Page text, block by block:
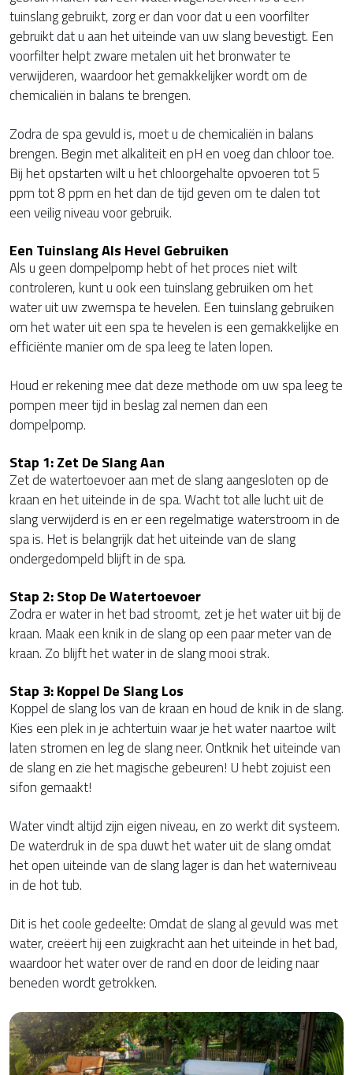
tuinslang gebruikt, zorg er dan voor dat u een voorfilter
gebruikt dat u aan het uiteinde van uw slang bevestigt. Een
voorfilter helpt zware metalen uit het bronwater te
verwijderen, waardoor het gemakkelijker wordt om de
chemicaliën in balans te brengen.
Zodra de spa gevuld is, moet u de chemicaliën in balans
brengen. Begin met alkaliteit en pH en voeg dan chloor toe.
Bij het opstarten wilt u het chloorgehalte opvoeren tot 5
ppm tot 8 ppm en het dan de tijd geven om te dalen tot
een veilig niveau voor gebruik.
Een Tuinslang Als Hevel Gebruiken
Als u geen dompelpomp hebt of het proces niet wilt
controleren, kunt u ook een tuinslang gebruiken om het
water uit uw zwemspa te hevelen. Een tuinslang gebruiken
om het water uit een spa te hevelen is een gemakkelijke en
efficiënte manier om de spa leeg te laten lopen.
Houd er rekening mee dat deze methode om uw spa leeg te
pompen meer tijd in beslag zal nemen dan een
dompelpomp.
Stap 1: Zet De Slang Aan
Zet de watertoevoer aan met de slang aangesloten op de
kraan en het uiteinde in de spa. Wacht tot alle lucht uit de
slang verwijderd is en er een regelmatige waterstroom in de
spa is. Het is belangrijk dat het uiteinde van de slang
ondergedompeld blijft in de spa.
Stap 2: Stop De Watertoevoer
Zodra er water in het bad stroomt, zet je het water uit bij de
kraan. Maak een knik in de slang op een paar meter van de
kraan. Zo blijft het water in de slang mooi strak.
Stap 3: Koppel De Slang Los
Koppel de slang los van de kraan en houd de knik in de slang.
Kies een plek in je achtertuin waar je het water naartoe wilt
laten stromen en leg de slang neer. Ontknik het uiteinde van
de slang en zie het magische gebeuren! U hebt zojuist een
sifon gemaakt!
Water vindt altijd zijn eigen niveau, en zo werkt dit systeem.
De waterdruk in de spa duwt het water uit de slang omdat
het open uiteinde van de slang lager is dan het waterniveau
in de hot tub.
Dit is het coole gedeelte: Omdat de slang al gevuld was met
water, creëert hij een zuigkracht aan het uiteinde in het bad,
waardoor het water over de rand en door de leiding naar
beneden wordt getrokken.